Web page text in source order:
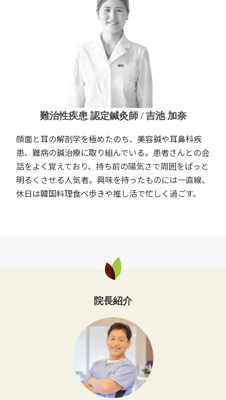
難治性疾患 認定鍼灸師 / 吉池 加奈
顔面と耳の解剖学を極めたのち、美容鍼や耳鼻科疾
患、難病の鍼治療に取り組んでいる。患者さんとの会
話をよく覚えており、持ち前の陽気さで周囲をぱっと
明るくさせる人気者。興味を持ったものには一直線、
休日は韓国料理食べ歩きや推し活で忙しく過ごす。
院長紹介